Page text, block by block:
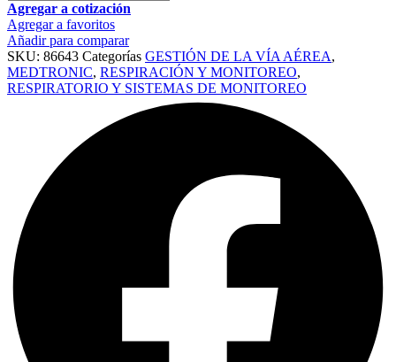
Agregar a cotización
Agregar a favoritos
Añadir para comparar
SKU: 86643 Categorías GESTIÓN DE LA VÍA AÉREA,
MEDTRONIC, RESPIRACIÓN Y MONITOREO,
RESPIRATORIO Y SISTEMAS DE MONITOREO